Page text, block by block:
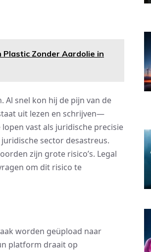
Zonder Aardolie in
Al snel kon hij de pijn van de
uit lezen en schrijven—
vast als juridische precisie
sector desastreus.
zijn grote risico’s. Legal
om dit risico te
worden geüpload naar
platform draait op